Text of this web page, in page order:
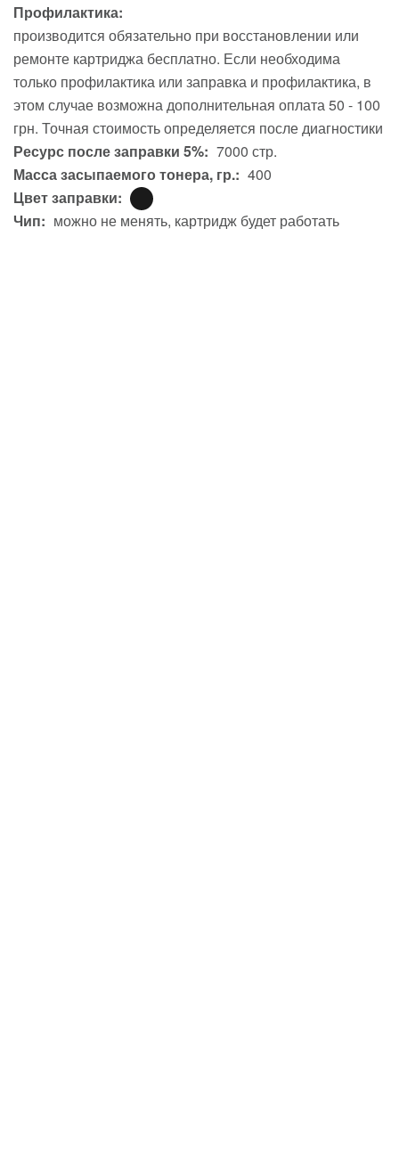
Профилактика:
производится обязательно при восстановлении или
ремонте картриджа бесплатно. Если необходима
только профилактика или заправка и профилактика, в
этом случае возможна дополнительная оплата 50 - 100
грн. Точная стоимость определяется после диагностики
Ресурс после заправки 5%: 7000 стр.
Масса засыпаемого тонера, гр.: 400
Цвет заправки:
Чип: можно не менять, картридж будет работать